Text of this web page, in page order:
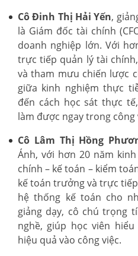
Cô Đinh Thị Hải Yến,
là Giám đốc tài chính
doanh nghiệp lớn. Với
trực tiếp quản lý tài
và tham mưu chiến lược
giữa kinh nghiệm thực
đến cách học sát thực
làm được ngay trong công
Cô Lâm Thị Hồng
Ánh, với hơn 20 năm
chính – kế toán – kiểm
kế toán trưởng và trực
hệ thống kế toán cho
giảng dạy, cô chú trọng
nghề, giúp học viên
hiệu quả vào công việc.